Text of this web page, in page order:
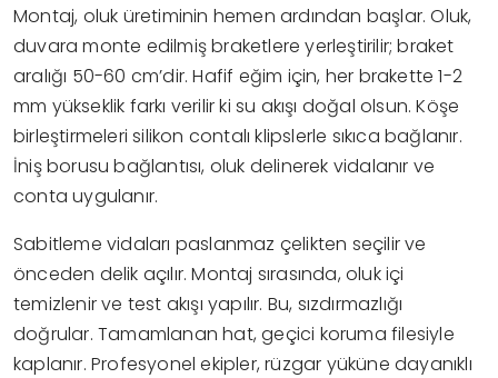
Montaj, oluk üretiminin hemen ardından başlar. Oluk,
duvara monte edilmiş braketlere yerleştirilir; braket
aralığı 50-60 cm’dir. Hafif eğim için, her brakette 1-2
mm yükseklik farkı verilir ki su akışı doğal olsun. Köşe
birleştirmeleri silikon contalı klipslerle sıkıca bağlanır.
İniş borusu bağlantısı, oluk delinerek vidalanır ve
conta uygulanır.
Sabitleme vidaları paslanmaz çelikten seçilir ve
önceden delik açılır. Montaj sırasında, oluk içi
temizlenir ve test akışı yapılır. Bu, sızdırmazlığı
doğrular. Tamamlanan hat, geçici koruma filesiyle
kaplanır. Profesyonel ekipler, rüzgar yüküne dayanıklı